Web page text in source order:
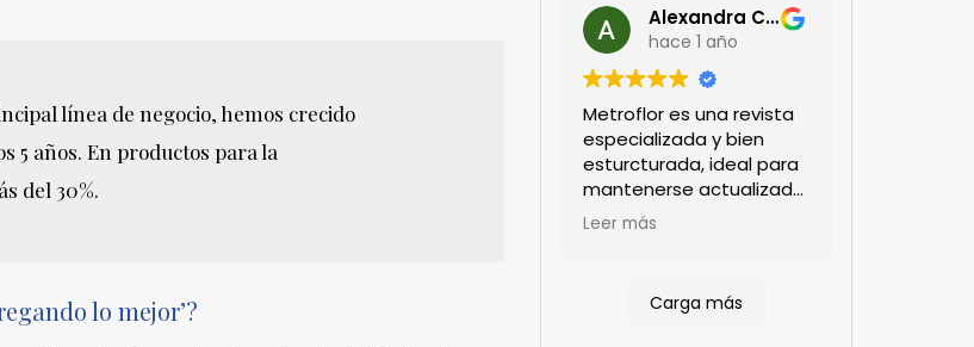
línea de negocio, hemos crecido
5 años. En productos para la
del 30%.
lo mejor’?
Alexandra Castillo
hace 1 año
Metroflor es una revista
especializada y bien
esturcturada, ideal para
mantenerse actualizado
en el sector floricultor.
estratégica, las
Leer más
Carga más